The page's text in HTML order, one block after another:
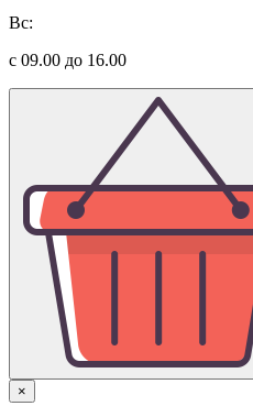
Вс:
с 09.00 до 16.00
×